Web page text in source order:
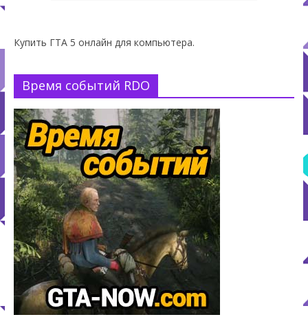
Купить ГТА 5 онлайн для компьютера.
Время событий RDO